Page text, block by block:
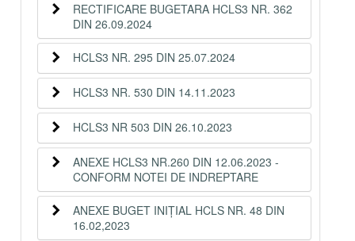
RECTIFICARE BUGETARA HCLS3 NR. 362
DIN 26.09.2024
HCLS3 NR. 295 DIN 25.07.2024
HCLS3 NR. 530 DIN 14.11.2023
HCLS3 NR 503 DIN 26.10.2023
ANEXE HCLS3 NR.260 DIN 12.06.2023 -
CONFORM NOTEI DE INDREPTARE
ANEXE BUGET INIȚIAL HCLS NR. 48 DIN
16.02,2023